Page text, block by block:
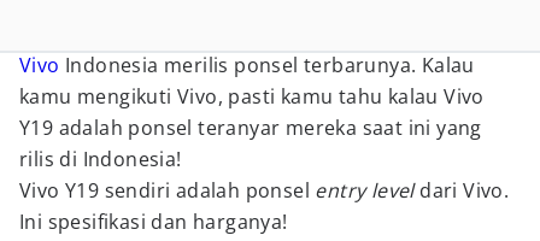
Vivo Indonesia merilis ponsel terbarunya. Kalau
kamu mengikuti Vivo, pasti kamu tahu kalau Vivo
Y19 adalah ponsel teranyar mereka saat ini yang
rilis di Indonesia!
Vivo Y19 sendiri adalah ponsel entry leveldari Vivo.
Ini spesifikasi dan harganya!